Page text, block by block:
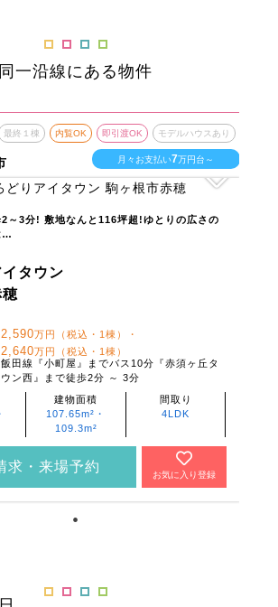
同一沿線にある物件
最終１棟 内覧OK 即引渡OK モデルハウスあり
月々お支払い7万円台～
～3分! 敷地なんと116坪超!ゆとりの広さの
…
タウン
2,590万円（税込・1棟）・
2,640万円（税込・1棟）
飯田線『小町屋』までバス10分『赤須ヶ丘タ
ウン西』まで徒歩2分 ～ 3分
建物面積
107.65m²・
109.3m²
間取り
4LDK
求・来場予約
お気に入り登録